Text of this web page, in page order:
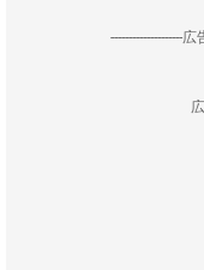
--------------------